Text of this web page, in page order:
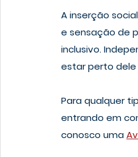
A inserção
e sensação de
inclusivo.
estar perto
Para qualquer
entrando em
conosco uma